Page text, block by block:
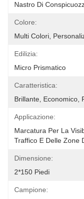
Nastro Di
Colore:
Multi Colori,
Edilizia:
Micro Prismatico
Caratteristica:
Brillante, Economico,
Applicazione:
Marcatura Per La
Traffico E Delle Zone
Dimensione:
2*150 Piedi
Campione: